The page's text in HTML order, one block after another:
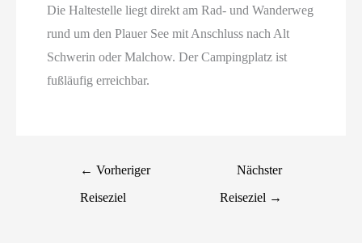
Die Haltestelle liegt direkt am Rad- und Wanderweg
rund um den Plauer See mit Anschluss nach Alt
Schwerin oder Malchow. Der Campingplatz ist
fußläufig erreichbar.
← Vorheriger
Reiseziel
Nächster
Reiseziel →